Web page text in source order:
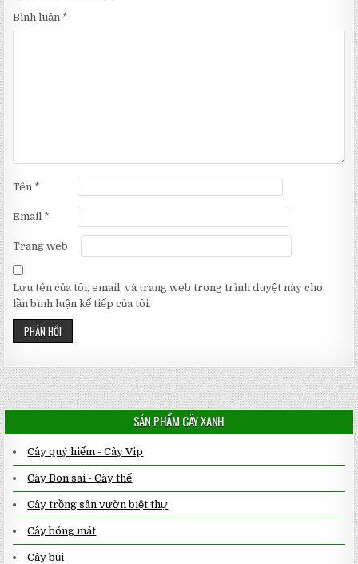
Bình luận *
Tên *
Email *
Trang web
Lưu tên của tôi, email, và trang web trong trình duyệt này cho
lần bình luận kế tiếp của tôi.
SẢN PHẨM CÂY XANH
Cây quý hiếm - Cây Vip
Cây Bon sai - Cây thế
Cây trồng sân vườn biệt thự
Cây bóng mát
Cây bụi